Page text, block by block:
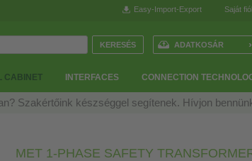
Saját
Easy-Import-Export
CABINET INTERFACES CONNECTION
ADATKOSÁR ›
Szakértőink készséggel segítenek. Hívjon
MET 1-PHASE SAFETY